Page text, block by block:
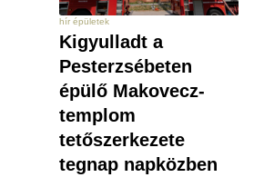
hír épületek
Kigyulladt a
Pesterzsébeten
épülő Makovecz-
templom
tetőszerkezete
tegnap napközben